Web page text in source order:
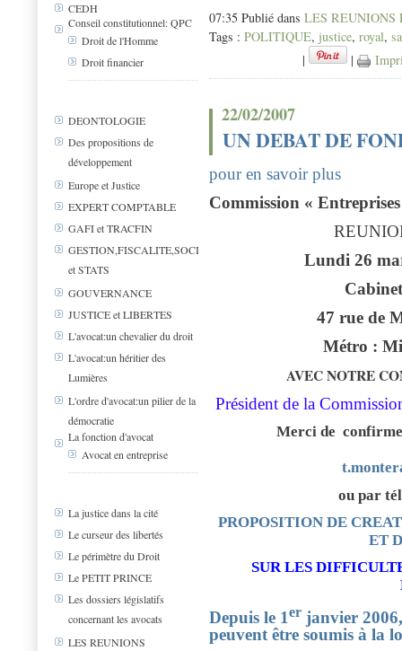
CEDH
Conseil constitutionnel: QPC
Droit de l'Homme
Droit financier
DEONTOLOGIE
Des propositions de
développement
Europe et Justice
EXPERT COMPTABLE
GAFI et TRACFIN
GESTION,FISCALITE,SOCIAL
et STATS
GOUVERNANCE
JUSTICE et LIBERTES
L'avocat:un chevalier du droit
L'avocat:un héritier des
Lumières
L'ordre d'avocat:un pilier de la
démocratie
La fonction d'avocat
Avocat en entreprise
La justice dans la cité
Le curseur des libertés
Le périmètre du Droit
Le PETIT PRINCE
Les dossiers législatifs
concernant les avocats
LES REUNIONS
07:35 Publié dans LES REUNIONS
Tags : POLITIQUE, justice, royal,
|
|
22/02/2007
UN DEBAT DE
pour en savoir plus
Commission «
Lundi 26
47 rue de
Métro :
AVEC NOTRE
Président de la
Merci de
ou par
PROPOSITION DE
ET
SUR LES
Depuis le 1er janvier
peuvent être soumis à la